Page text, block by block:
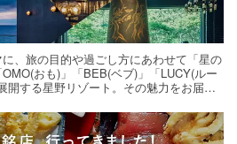
に、旅の目的や過ごし方にあわせて「星の
おも)」「BEB(ベブ)」「LUCY(ルー
開する星野リゾート。その魅力をお届け